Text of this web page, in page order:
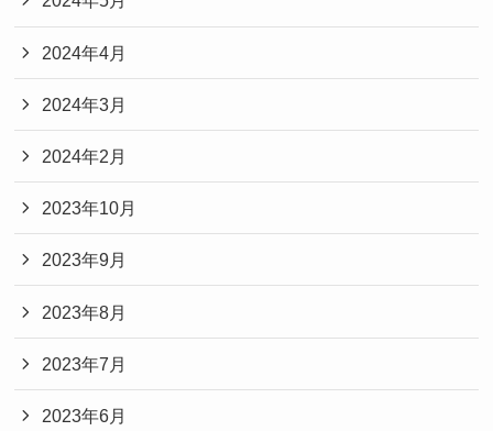
2024年4月
2024年3月
2024年2月
2023年10月
2023年9月
2023年8月
2023年7月
2023年6月